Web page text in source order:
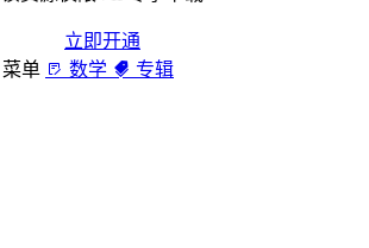
立即开通
菜单 数学 专辑